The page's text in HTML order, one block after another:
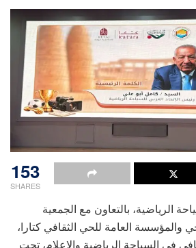
153
SHARES
الرياضية، بالتعاون مع الجمعية
والمؤسسة العامة للحي الثقافي كتارا،
في السياحة الرياضية والإعلام، تحت